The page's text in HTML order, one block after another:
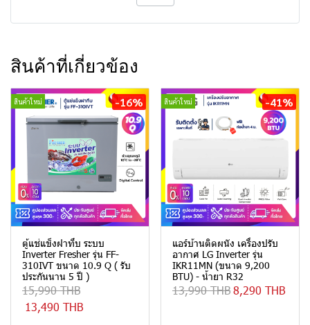
สินค้าที่เกี่ยวข้อง
สินค้าใหม่ -16%
ตู้แช่แข็งฝาทึบ ระบบ
Inverter Fresher รุ่น FF-
310IVT ขนาด 10.9 Q ( รับ
ประกันนาน 5 ปี )
15,990 THB
13,490 THB
สินค้าใหม่ -41%
แอร์บ้านติดผนัง เครื่องปรับ
อากาศ LG Inverter รุ่น
IKR11MN (ขนาด 9,200
BTU) - น้ำยา R32
13,990 THB8,290 THB